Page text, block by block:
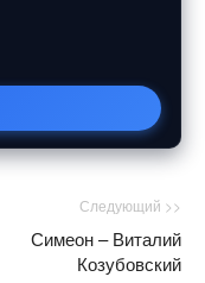
Следующий >>
Симеон – Виталий
Козубовский